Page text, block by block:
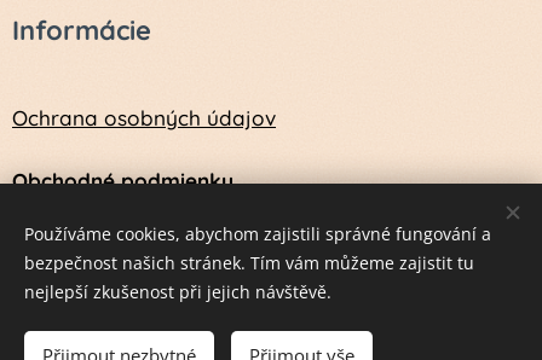
Informácie
Ochrana osobných údajov
Obchodné podmienky
Návod na údržbu a ošetrenie vlny a kožušín
Vytvorené službouWebnode Cookies
Používáme cookies, abychom zajistili správné fungování a
bezpečnost našich stránek. Tím vám můžeme zajistit tu
nejlepší zkušenost při jejich návštěvě.
Přijmout nezbytné Přijmout vše